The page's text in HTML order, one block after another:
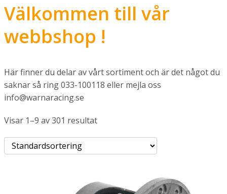
Välkommen till vår
webbshop !
Här finner du delar av vårt sortiment och är det något du
saknar så ring 033-100118 eller mejla oss
info@warnaracing.se
Visar 1–9 av 301 resultat